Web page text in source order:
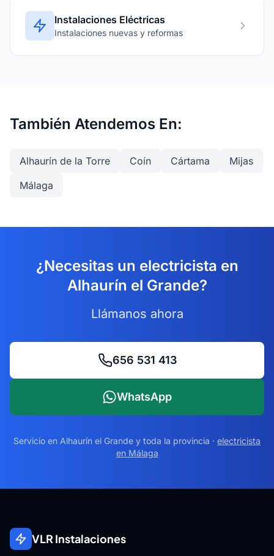
Instalaciones Eléctricas
Instalaciones nuevas y reformas
También Atendemos En:
Alhaurín de la Torre Coín Cártama
Mijas
Málaga
¿Necesitas un electricista en
Alhaurín el Grande?
Llámanos ahora
656 531 413
WhatsApp
Servicio en Alhaurín el Grande y toda la provincia · electricista
en Málaga
VLR Instalaciones